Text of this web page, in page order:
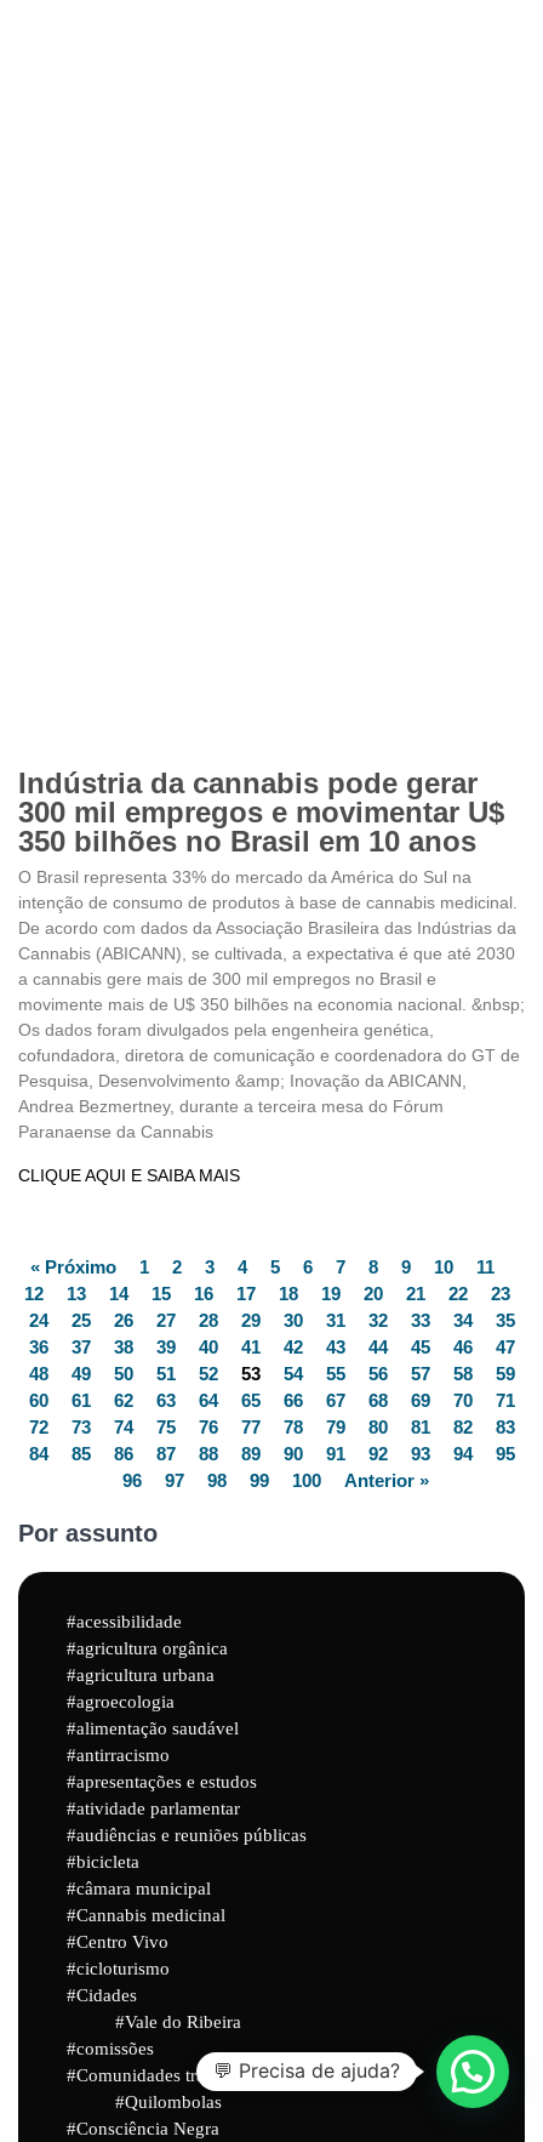
Indústria da cannabis pode gerar
300 mil empregos e movimentar U$
350 bilhões no Brasil em 10 anos
O Brasil representa 33% do mercado da América do Sul na
intenção de consumo de produtos à base de cannabis medicinal.
De acordo com dados da Associação Brasileira das Indústrias da
Cannabis (ABICANN), se cultivada, a expectativa é que até 2030
a cannabis gere mais de 300 mil empregos no Brasil e
movimente mais de U$ 350 bilhões na economia nacional. &nbsp;
Os dados foram divulgados pela engenheira genética,
cofundadora, diretora de comunicação e coordenadora do GT de
Pesquisa, Desenvolvimento &amp; Inovação da ABICANN,
Andrea Bezmertney, durante a terceira mesa do Fórum
Paranaense da Cannabis
CLIQUE AQUI E SAIBA MAIS
« Próximo 1 2 3 4 5 6 7 8 9 10
11
12
13 14 15 16 17 18 19 20 21 22
23
24
25 26 27 28 29 30 31 32 33 34
35
36
37 38 39 40 41 42 43 44 45 46
47
48
49 50 51 52 53 54 55 56 57 58
59
60
61 62 63 64 65 66 67 68 69 70
71
72
73 74 75 76 77 78 79 80 81 82
83
84
85 86 87 88 89 90 91 92 93 94
95
96
97 98 99 100 Anterior »
Por assunto
acessibilidade
agricultura orgânica
agricultura urbana
agroecologia
alimentação saudável
antirracismo
apresentações e estudos
atividade parlamentar
audiências e reuniões públicas
bicicleta
câmara municipal
Cannabis medicinal
Centro Vivo
cicloturismo
Cidades
Vale do Ribeira
comissões
Comunidades tradicionais
Quilombolas
Consciência Negra
💬 Precisa de ajuda?